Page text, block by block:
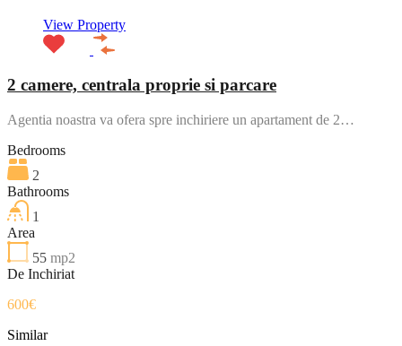
View Property
2 camere, centrala proprie si parcare
Agentia noastra va ofera spre inchiriere un apartament de 2…
Bedrooms
2
Bathrooms
1
Area
55 mp2
De Inchiriat
600€
Similar